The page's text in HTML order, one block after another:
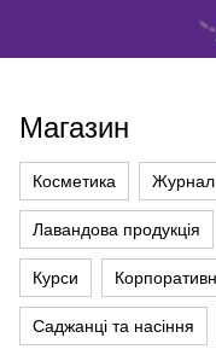
Магазин
Косметика Журнал
Лавандова продукція
Курси
Саджанці та насіння